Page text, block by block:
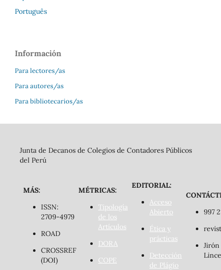
Português
Información
Para lectores/as
Para autores/as
Para bibliotecarios/as
Junta de Decanos de Colegios de Contadores Públicos
del Perú
MÁS:
ISSN:
2709-4979
ROAD
CROSSREF
(DOI)
MÉTRICAS:
Tipología
de los
Artículos
DORA
COPE
EDITORIAL:
Acceso
Abierto
Ética y
prácticas
Detección
de Plágio
997
Jirón